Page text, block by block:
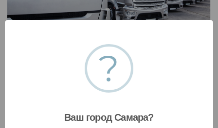
Транспортная безопасность
Разработаем проектную, нормативно-
?
Ваш город Самара?